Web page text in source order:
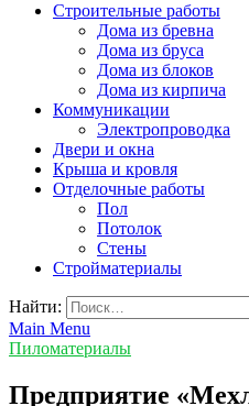
v-plast.ru Строительство и
Строительные работы
Дома из бревна
Дома из бруса
Дома из блоков
Дома из кирпича
Коммуникации
Электропроводка
Двери и окна
Крыша и кровля
Отделочные работы
Пол
Потолок
Стены
Стройматериалы
Найти:
Main Menu
Пиломатериалы
Предприятие